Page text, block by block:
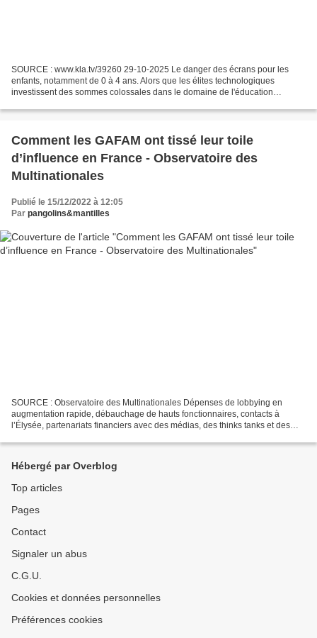
SOURCE : www.kla.tv/39260 29-10-2025 Le danger des écrans pour les
enfants, notamment de 0 à 4 ans. Alors que les élites technologiques
investissent des sommes colossales dans le domaine de l'éducation
Comment les GAFAM ont tissé leur toile
d’influence en France - Observatoire des
Multinationales
Publié le 15/12/2022 à 12:05
Par pangolins&mantilles
SOURCE : Observatoire des Multinationales Dépenses de lobbying en
augmentation rapide, débauchage de hauts fonctionnaires, contacts à
l’Élysée, partenariats financiers avec des médias, des thinks tanks et des
Hébergé par Overblog
Top articles
Pages
Contact
Signaler un abus
C.G.U.
Cookies et données personnelles
Préférences cookies